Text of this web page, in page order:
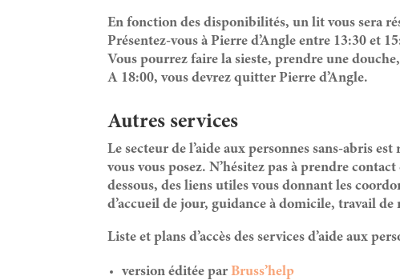
En fonction des disponibilités, un lit vous sera
Présentez-vous à Pierre d’Angle entre 13:30 et
Vous pourrez faire la sieste, prendre une
A 18:00, vous devrez quitter Pierre d’Angle.
Autres services
Le secteur de l’aide aux personnes sans-abris
vous vous posez. N’hésitez pas à prendre
dessous, des liens utiles vous donnant les
d’accueil de jour, guidance à domicile, travail de
Liste et plans d’accès des services d’aide aux
version éditée parBruss’help